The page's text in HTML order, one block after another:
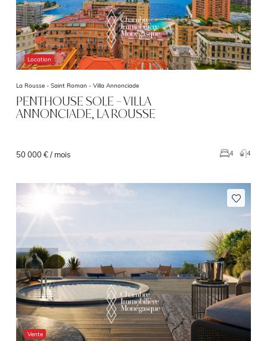
Location
La Rousse - Saint Roman - Villa Annonciade
PENTHOUSE SOLE – VILLA
ANNONCIADE, LA ROUSSE
50 000 € / mois 4 4
Vente